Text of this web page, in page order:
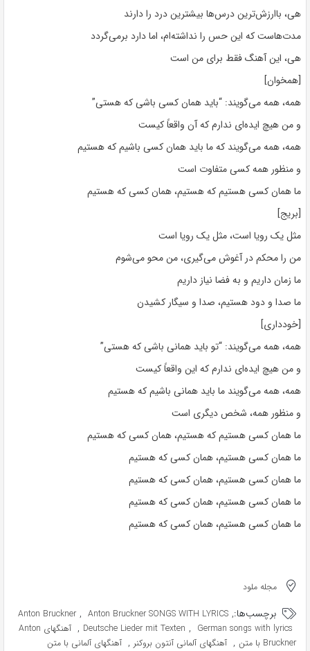
هی، باارزش‌ترین درس‌ها بیشترین درد را دارند
مدت‌هاست که این حس را نداشته‌ام، اما دارد برمی‌گردد
هی، این آهنگ فقط برای من است
[همخوان]
همه، همه می‌گویند: “باید همان کسی باشی که هستی”
و من هیچ ایده‌ای ندارم که آن واقعاً کیست
همه، همه می‌گویند که ما باید همان کسی باشیم که هستیم
و منظور همه کسی متفاوت است
ما همان کسی هستیم که هستیم، همان کسی که هستیم
[بریج]
مثل یک رویا است، مثل یک رویا است
من را محکم در آغوش می‌گیری، من محو می‌شوم
ما زمان داریم و به فضا نیاز داریم
ما صدا و دود هستیم، صدا و سیگار کشیدن
[خودداری]
همه، همه می‌گویند: “تو باید همانی باشی که هستی”
و من هیچ ایده‌ای ندارم که این واقعاً کیست
همه، همه می‌گویند ما باید همانی باشیم که هستیم
و منظور همه، شخص دیگری است
ما همان کسی هستیم که هستیم، همان کسی که هستیم
ما همان کسی هستیم، همان کسی که هستیم
ما همان کسی هستیم، همان کسی که هستیم
ما همان کسی هستیم، همان کسی که هستیم
ما همان کسی هستیم، همان کسی که هستیم
مجله ملود
برچسب‌ها: Anton Bruckner , Anton Bruckner SONGS WITH LYRICS ,
Deutsche Lieder mit Texten , German songs with lyrics
,
آهنگهای Anton
Bruckner با متن
, آهنگهای آلمانی آنتون بروکنر , آهنگهای آلمانی با متن